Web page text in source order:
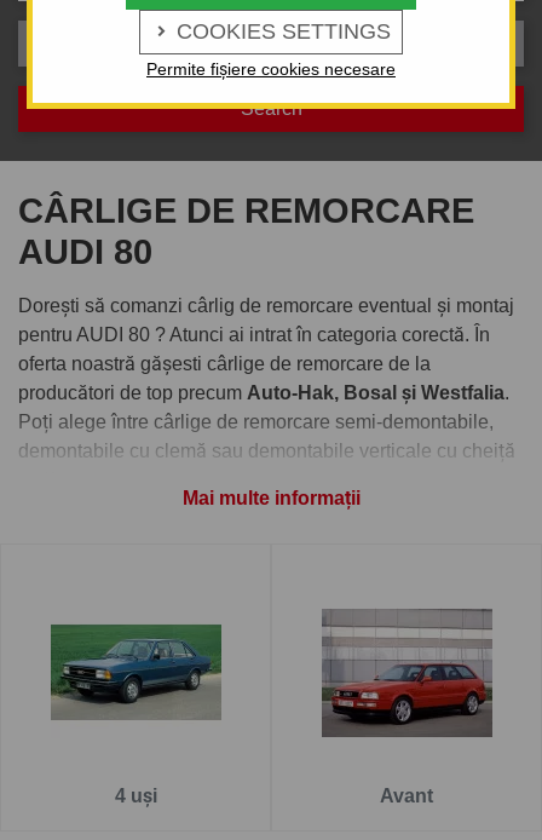
 COOKIES SETTINGS
Permite fișiere cookies necesare
An de producție
CÂRLIGE DE REMORCARE
AUDI 80
Dorești să comanzi cârlig de remorcare eventual și montaj
pentru AUDI 80 ? Atunci ai intrat în categoria corectă. În
oferta noastră gășesti cârlige de remorcare de la
producători de top precum Auto-Hak, Bosal și Westfalia.
Poți alege între cârlige de remorcare semi-demontabile,
demontabile cu clemă sau demontabile verticale cu cheiță
veți găs cârlige remorcare de calitate și
de încredere pentru AUDI 80 . Toate cârligele de remorcare
au un tratament special de suprafață anticorozivă și sunt
o garanție de 5 ani.
alege instalația electrică în funcție de ceea ce ați dori să
Mai multe informații
4 uși Avant